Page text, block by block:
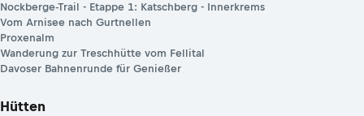
Nockberge-Trail - Etappe 1: Katschberg - Innerkrems
Vom Arnisee nach Gurtnellen
Proxenalm
Wanderung zur Treschhütte vom Fellital
Davoser Bahnenrunde für Genießer
Hütten